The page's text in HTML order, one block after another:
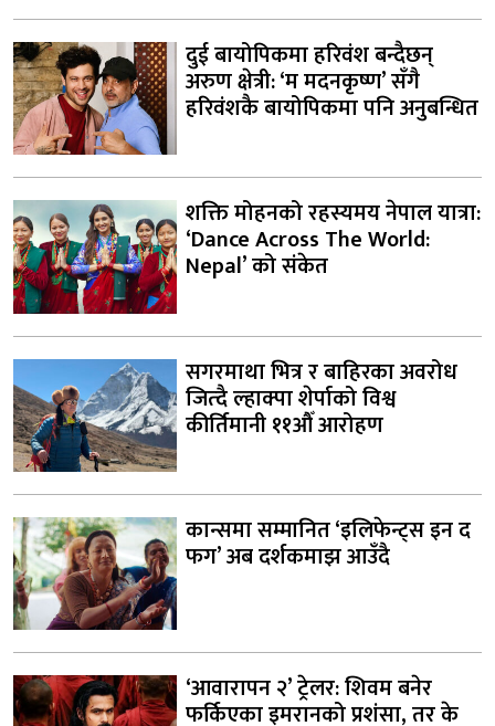
दुई बायोपिकमा हरिवंश बन्दैछन्
अरुण क्षेत्री: ‘म मदनकृष्ण’ सँगै
हरिवंशकै बायोपिकमा पनि अनुबन्धित
शक्ति मोहनको रहस्यमय नेपाल यात्रा:
‘Dance Across The World:
Nepal’ को संकेत
सगरमाथा भित्र र बाहिरका अवरोध
जित्दै ल्हाक्पा शेर्पाको विश्व
कीर्तिमानी ११औँ आरोहण
कान्समा सम्मानित ‘इलिफेन्ट्स इन द
फग’ अब दर्शकमाझ आउँदै
‘आवारापन २’ ट्रेलर: शिवम बनेर
फर्किएका इमरानको प्रशंसा, तर के